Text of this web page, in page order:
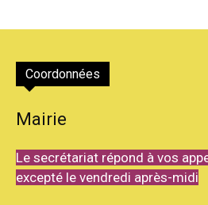
Coordonnées
Mairie
Le secrétariat répond à vos
excepté le vendredi après-midi